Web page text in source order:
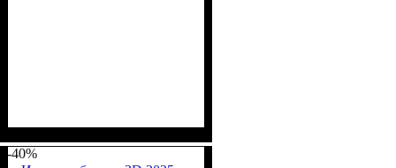
6% лайкра)
-40%